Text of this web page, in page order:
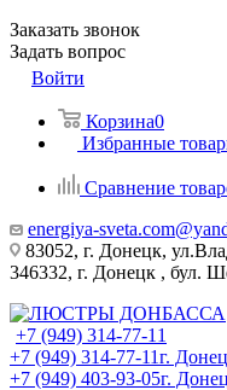
Заказать звонок
Задать вопрос
Войти
Корзина0
Избранные
Сравнение
energiya-
83052, г. Донецк,
346332, г. Донецк , бул.
+7 (949) 314-77-11
+7 (949) 314-77-11г.
+7 (949) 403-93-05г.